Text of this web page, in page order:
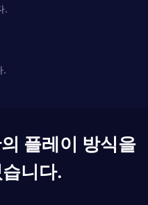
.
.
플레이 방식을
니다.